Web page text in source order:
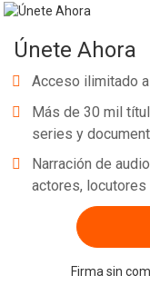
Únete Ahora
Acceso ilimitado
Más de 30 mil
series y
Narración de
actores,
Firma sin